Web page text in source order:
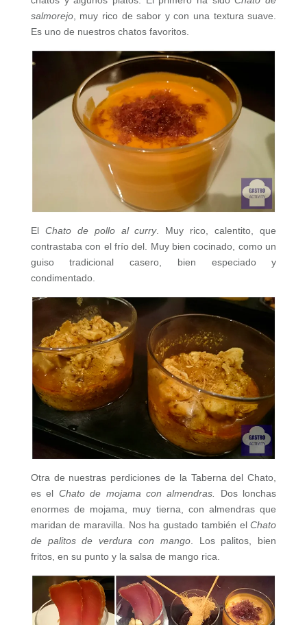
salmorejo, muy rico de sabor y con una textura suave.
Es uno de nuestros chatos favoritos.
El Chato de pollo al curry. Muy rico, calentito, que
contrastaba con el frío del. Muy bien cocinado, como un
guiso tradicional casero, bien especiado y
condimentado.
Otra de nuestras perdiciones de la Taberna del Chato,
es el Chato de mojama con almendras. Dos lonchas
enormes de mojama, muy tierna, con almendras que
maridan de maravilla. Nos ha gustado también elChato
de palitos de verdura con mango. Los palitos, bien
fritos, en su punto y la salsa de mango rica.